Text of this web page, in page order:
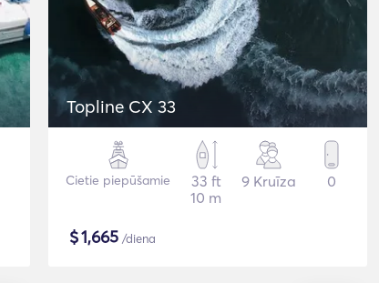
Topline CX 33
Cietie piepūšamie
33 ft
10 m
9 Kruīza 0
$1,665 /diena